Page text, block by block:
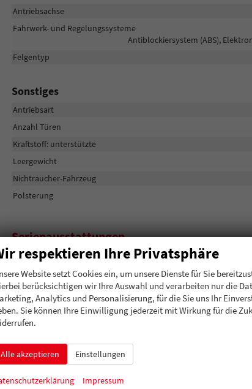
Antriebsachse
Fahrwerk- und Regelungssysteme
Antiblockiersystem (ABS),
Felgentyp
Sonstiges
Antriebsart
Anzahl Türen
Kraftstoff: unterstützte
Leergewicht
Nichtraucher-Fahrzeug
Polsterung
Serienausstattungen
Sicherheit & Assistenz
Reifenreparaturset
Zentralverriegelung mit Fernbedienung
Rückfahrkamera
Kopfairbags
Fahrer- und Beifahrerairbag
Lichtsensor
respektieren Ihre Privatsphäre
Website setzt Cookies ein, um unsere Dienste für Sie
berücksichtigen wir Ihre Auswahl und verarbeiten nur die
Analytics und Personalisierung, für die Sie uns Ihr
Sie können Ihre Einwilligung jederzeit mit Wirkung für die
Alle akzeptieren Einstellungen
Impressum